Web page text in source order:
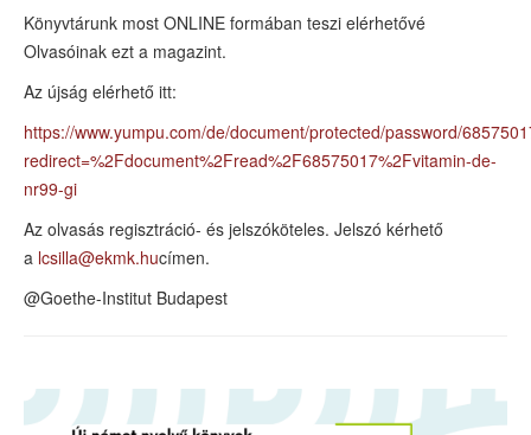
Könyvtárunk most ONLINE formában teszi elérhetővé
Olvasóinak ezt a magazint.
Az újság elérhető itt:
https://www.yumpu.com/de/document/protected/password/
redirect=%2Fdocument%2Fread%2F68575017%2Fvitamin-de-
nr99-gi
Az olvasás regisztráció- és jelszóköteles. Jelszó kérhető
a lcsilla@ekmk.hucímen.
@Goethe-Institut Budapest